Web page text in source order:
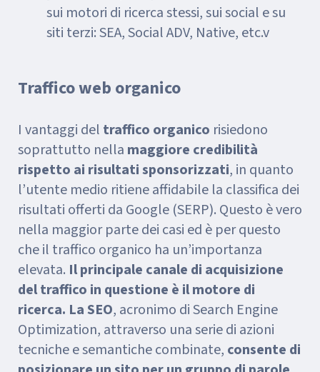
sui motori di ricerca stessi, sui social e su
siti terzi: SEA, Social ADV, Native, etc.v
Traffico web organico
I vantaggi del traffico organico risiedono
soprattutto nella maggiore credibilità
rispetto ai risultati sponsorizzati, in quanto
l’utente medio ritiene affidabile la classifica dei
risultati offerti da Google (SERP). Questo è vero
nella maggior parte dei casi ed è per questo
che il traffico organico ha un’importanza
elevata. Il principale canale di acquisizione
del traffico in questione è il motore di
ricerca. La SEO, acronimo di Search Engine
Optimization, attraverso una serie di azioni
tecniche e semantiche combinate, consente di